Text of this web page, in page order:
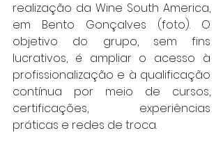
realização da Wine South America,
em Bento Gonçalves (foto). O
objetivo do grupo, sem fins
lucrativos, é ampliar o acesso à
profissionalização e à qualificação
contínua por meio de cursos,
certificações, experiências
práticas e redes de troca.